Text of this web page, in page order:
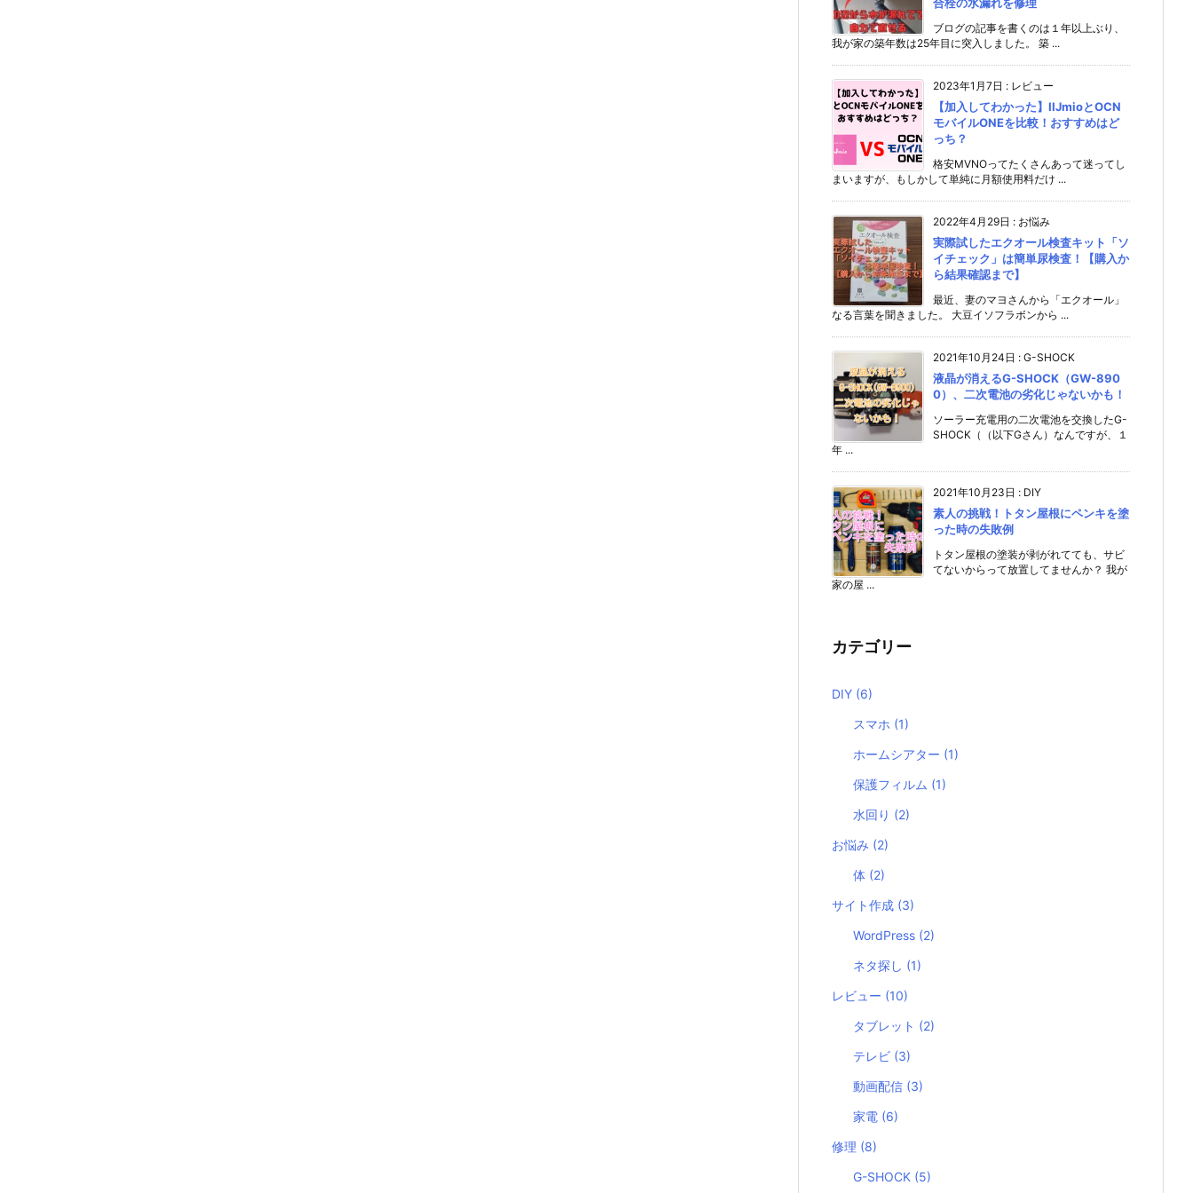
ブログの記事を書くのは１年以上ぶり、
我が家の築年数は25年目に突入しました。 築 ...
2023年1月7日 : レビュー
【加入してわかった】IIJmioとOCN
モバイルONEを比較！おすすめはど
っち？
格安MVNOってたくさんあって迷ってし
まいますが、もしかして単純に月額使用料だけ ...
2022年4月29日 : お悩み
実際試したエクオール検査キット「ソ
イチェック」は簡単尿検査！【購入か
ら結果確認まで】
最近、妻のマヨさんから「エクオール」
なる言葉を聞きました。 大豆イソフラボンから ...
2021年10月24日 : G-SHOCK
液晶が消えるG-SHOCK（GW-890
0）、二次電池の劣化じゃないかも！
ソーラー充電用の二次電池を交換したG-
SHOCK（（以下Gさん）なんですが、１
年 ...
2021年10月23日 : DIY
素人の挑戦！トタン屋根にペンキを塗
った時の失敗例
トタン屋根の塗装が剥がれてても、サビ
てないからって放置してませんか？ 我が
家の屋 ...
カテゴリー
DIY (6)
スマホ (1)
ホームシアター (1)
保護フィルム (1)
水回り (2)
お悩み (2)
体 (2)
サイト作成 (3)
WordPress (2)
ネタ探し (1)
レビュー (10)
タブレット (2)
テレビ (3)
動画配信 (3)
家電 (6)
修理 (8)
G-SHOCK (5)